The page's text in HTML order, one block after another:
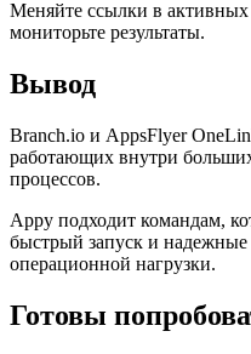
Меняйте ссылки в
мониторьте результаты.
Вывод
Branch.io и AppsFlyer
работающих внутри
процессов.
Appy подходит командам,
быстрый запуск и надежные
операционной нагрузки.
Готовы